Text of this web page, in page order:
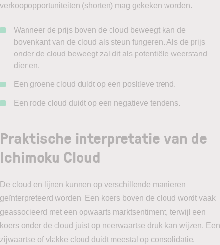
verkoopopportuniteiten (shorten) mag gekeken worden.
Wanneer de prijs boven de cloud beweegt kan de
bovenkant van de cloud als steun fungeren. Als de prijs
onder de cloud beweegt zal dit als potentiële weerstand
dienen.
Een groene cloud duidt op een positieve trend.
Een rode cloud duidt op een negatieve tendens.
Praktische interpretatie van de
Ichimoku Cloud
De cloud en lijnen kunnen op verschillende manieren
geïnterpreteerd worden. Een koers boven de cloud wordt vaak
geassocieerd met een opwaarts marktsentiment, terwijl een
koers onder de cloud juist op neerwaartse druk kan wijzen. Een
zijwaartse of vlakke cloud duidt meestal op consolidatie.